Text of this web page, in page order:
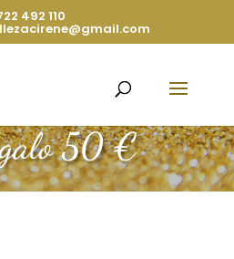
492 110
50 €